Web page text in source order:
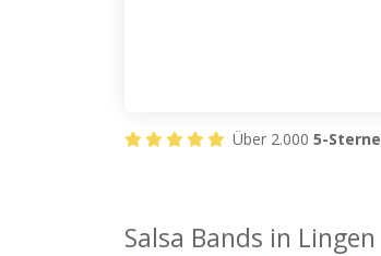
Über 2.000 5-Sterne
Salsa Bands in Lingen